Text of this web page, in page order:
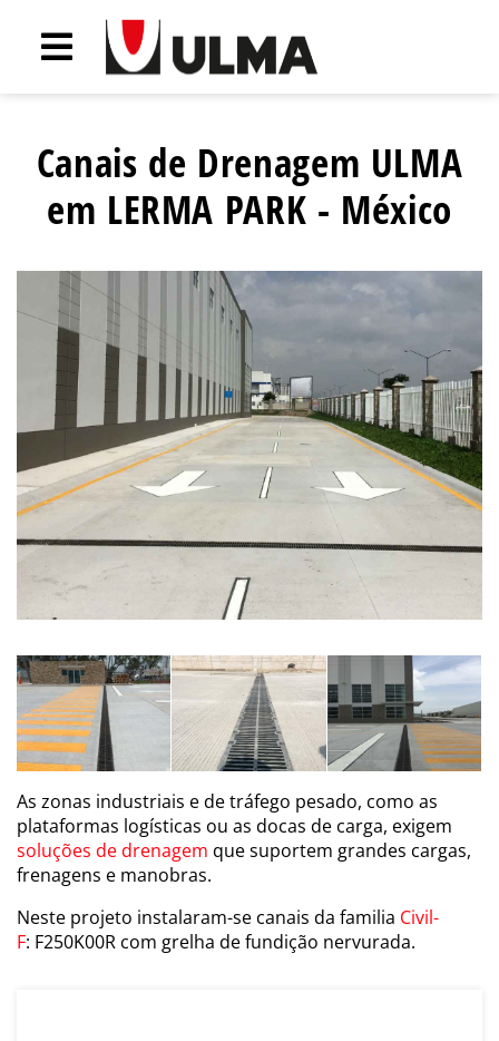
Canais de Drenagem ULMA
em LERMA PARK - México
As zonas industriais e de tráfego pesado, como as
plataformas logísticas ou as docas de carga, exigem
soluções de drenagem que suportem grandes cargas,
frenagens e manobras.
Neste projeto instalaram-se canais da familia Civil-
F: F250K00R com grelha de fundição nervurada.